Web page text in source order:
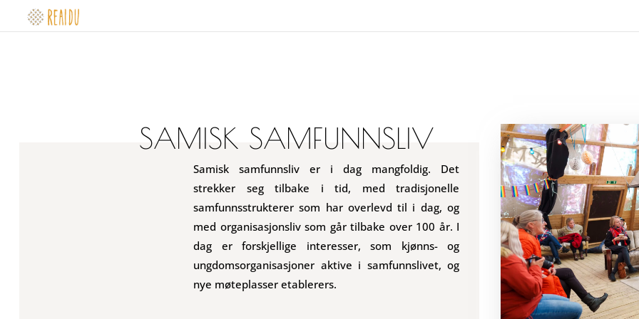
SAMISK SAMFUNNSLIV
Samisk samfunnsliv er i dag mangfoldig. Det
strekker seg tilbake i tid, med tradisjonelle
samfunnsstrukterer som har overlevd til i dag, og
med organisasjonsliv som går tilbake over 100 år. I
dag er forskjellige interesser, som kjønns- og
ungdomsorganisasjoner aktive i samfunnslivet, og
nye møteplasser etablerers.